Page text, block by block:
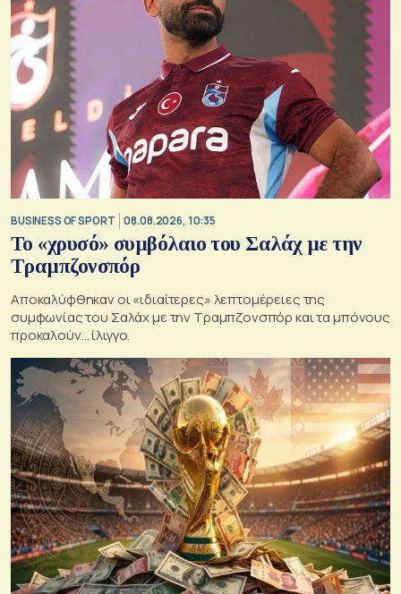
BUSINESS OF SPORT 08.08.2026, 10:35
Το «χρυσό» συμβόλαιο του Σαλάχ με την
Τραμπζονσπόρ
Αποκαλύφθηκαν οι «ιδιαίτερες» λεπτομέρειες της
συμφωνίας του Σαλάχ με την Τραμπζονσπόρ και τα μπόνους
προκαλούν… ίλιγγο.